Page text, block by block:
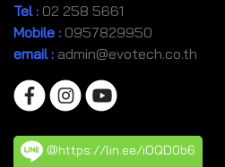
Tel : 02 258 5661
Mobile : 0957829950
email : admin@evotech.co.th
@https://lin.ee/iOQD0b6